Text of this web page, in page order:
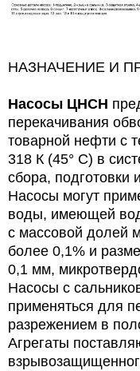
НАЗНАЧЕНИЕ И
Насосы ЦНСН
перекачивания
товарной нефти с
318 К (45° С) в
сбора, подготовки
Насосы могут
воды, имеющей
с массовой долей
более 0,1% и
0,1 мм,
Насосы с
применяться для
разрежением в
Агрегаты